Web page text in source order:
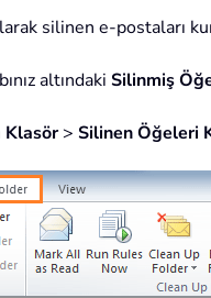
silinen e-postaları
altındaki Silinmiş
Klasör> Silinen Öğeleri